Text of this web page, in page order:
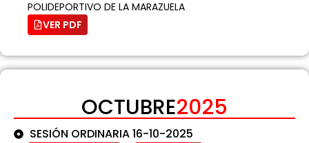
POLIDEPORTIVO DE LA MARAZUELA
VER PDF
OCTUBRE2025
SESIÓN ORDINARIA 16-10-2025